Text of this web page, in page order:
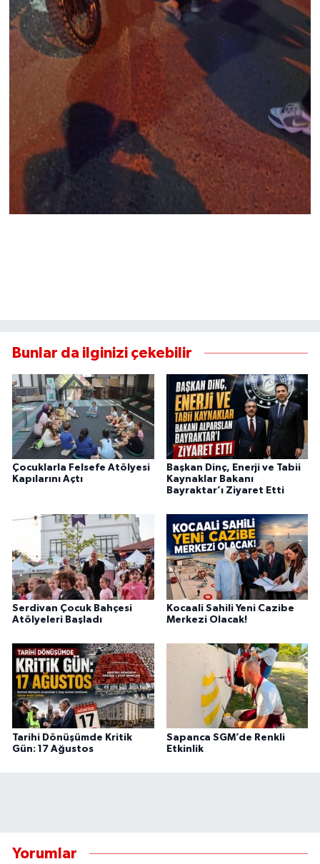
Bunlar da ilginizi çekebilir
Çocuklarla Felsefe Atölyesi
Kapılarını Açtı
Başkan Dinç, Enerji ve Tabii
Kaynaklar Bakanı
Bayraktar’ı Ziyaret Etti
Serdivan Çocuk Bahçesi
Atölyeleri Başladı
Kocaali Sahili Yeni Cazibe
Merkezi Olacak!
Tarihi Dönüşümde Kritik
Gün: 17 Ağustos
Sapanca SGM’de Renkli
Etkinlik
Yorumlar